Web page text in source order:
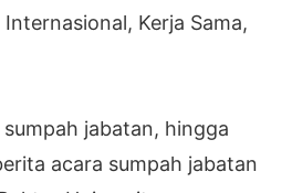
Kerja Sama,
jabatan, hingga
acara sumpah jabatan